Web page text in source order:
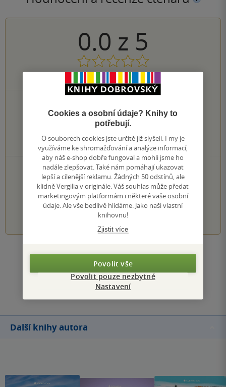
0.0 z 5
0×
4 hvězdičky
0×
3 hvězdičky
0×
2 hvězdičky
0×
1 hvezdička
PŘIDEJTE SVÉ HODNOCENÍ KNIHY
Hodnocení našich knihkupců: 0.0 z 5
3 4 5
Zobrazit všechna hodnocení
Přidat hodnocení
Další knihy autora
Cookies a osobní údaje? Knihy to
potřebují.
O souborech cookies jste určitě již slyšeli. I my je
využíváme ke shromažďování a analýze informací,
aby náš e-shop dobře fungoval a mohli jsme ho
nadále zlepšovat. Také nám pomáhají ukazovat
lepší a cílenější reklamu. Žádných 50 odstínů, ale
klidně Vergilia v originále. Váš souhlas může předat
marketingovým platformám i některé vaše osobní
údaje. Ale vše bedlivě hlídáme. Jako naši vlastní
knihovnu!
Zjistit více
Povolit vše
Povolit pouze nezbytné
Nastavení